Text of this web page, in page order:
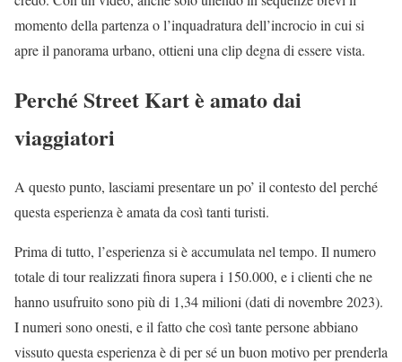
momento della partenza o l’inquadratura dell’incrocio in cui si
apre il panorama urbano, ottieni una clip degna di essere vista.
Perché Street Kart è amato dai
viaggiatori
A questo punto, lasciami presentare un po’ il contesto del perché
questa esperienza è amata da così tanti turisti.
Prima di tutto, l’esperienza si è accumulata nel tempo. Il numero
totale di tour realizzati finora supera i 150.000, e i clienti che ne
hanno usufruito sono più di 1,34 milioni (dati di novembre 2023).
I numeri sono onesti, e il fatto che così tante persone abbiano
vissuto questa esperienza è di per sé un buon motivo per prenderla